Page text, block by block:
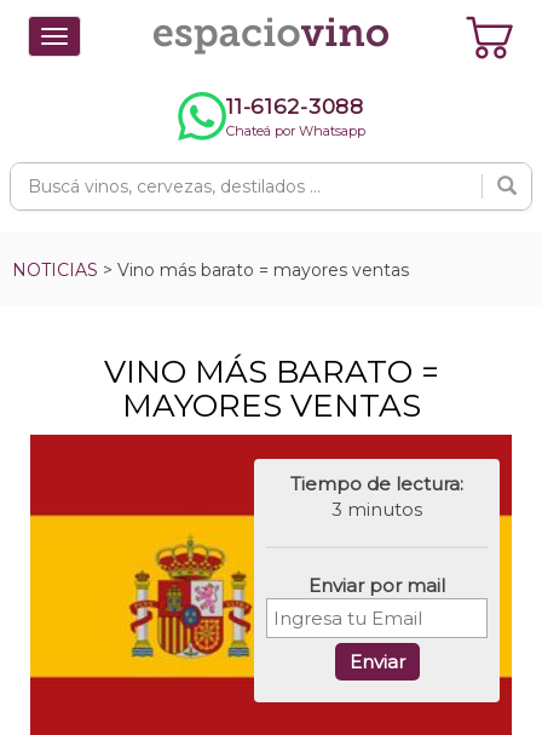
Toggle
navigation
11-6162-3088
Chateá por Whatsapp
NOTICIAS > Vino más barato = mayores ventas
VINO MÁS BARATO =
MAYORES VENTAS
Tiempo de lectura:
3 minutos
Enviar por mail
Enviar